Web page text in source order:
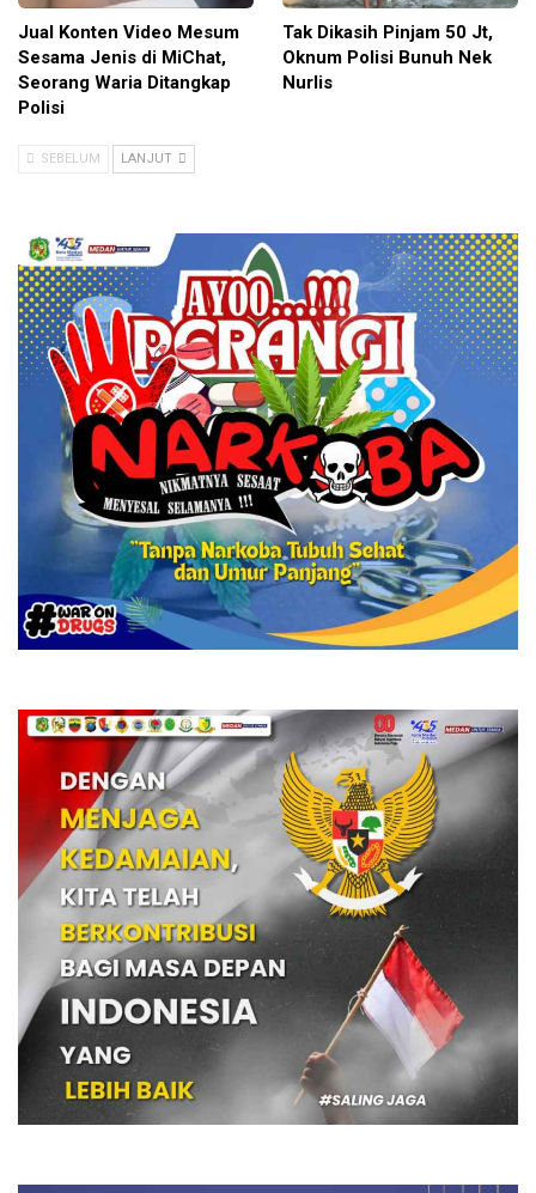
Jual Konten Video Mesum
Sesama Jenis di MiChat,
Seorang Waria Ditangkap
Polisi
Tak Dikasih Pinjam 50 Jt,
Oknum Polisi Bunuh Nek
Nurlis
SEBELUM LANJUT